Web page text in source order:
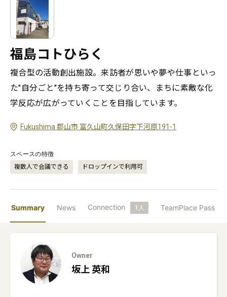
福島コトひらく
複合型の活動創出施設。来訪者が思いや夢や仕事といっ
た"自分ごと"を持ち寄って交じり合い、まちに素敵な化
学反応が広がっていくことを目指しています。
Fukushima 郡山市 富久山町久保田字下河原191-1
スペースの特徴
複数人で会議できる ドロップインで利用可
Summary News Connection 1 人 TeamPlace Pass
Owner
坂上 英和